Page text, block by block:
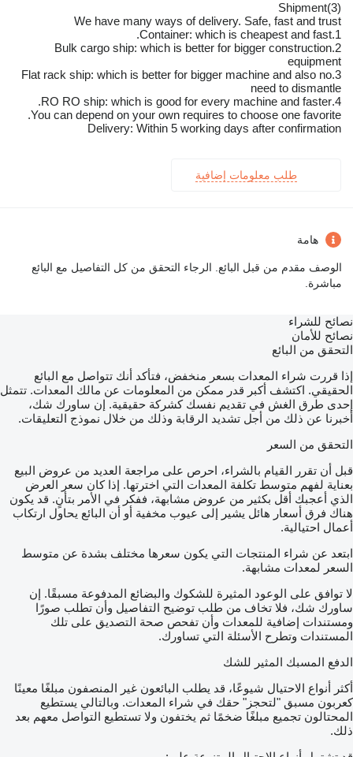
(3)Shipment
We have many ways of delivery. Safe, fast and trust
1.Container: which is cheapest and fast.
2.Bulk cargo ship: which is better for bigger construction
equipment
3.Flat rack ship: which is better for bigger machine and also no
need to dismantle
4.RO RO ship: which is good for every machine and faster.
You can depend on your own requires to choose one favorite.
Delivery: Within 5 working days after confirmation
طلب معلومات إضافية
هامة
الوصف مقدم من قبل البائع. الرجاء التحقق من كل التفاصيل مع البائع
مباشرة.
نصائح للشراء
نصائح للأمان
التحقق من البائع
إذا قررت شراء المعدات بسعر منخفض، فتأكد أنك تتواصل مع البائع
الحقيقي. اكتشف أكبر قدر ممكن من المعلومات عن مالك المعدات. تتمثل
إحدى طرق الغش في تقديم نفسك كشركة حقيقية. إن ساورك شك،
أخبرنا عن ذلك من أجل تشديد الرقابة وذلك من خلال نموذج التعليقات.
التحقق من السعر
قبل أن تقرر القيام بالشراء، احرص على مراجعة العديد من عروض البيع
بعناية لفهم متوسط تكلفة المعدات التي اخترتها. إذا كان سعر العرض
الذي أعجبك أقل بكثير من عروض مشابهة، ففكر في الأمر بتأنٍ. قد يكون
هناك فرق أسعار هائل يشير إلى عيوب مخفية أو أن البائع يحاول ارتكاب
أعمال احتيالية.
ابتعد عن شراء المنتجات التي يكون سعرها مختلف بشدة عن متوسط
السعر لمعدات مشابهة.
لا توافق على الوعود المثيرة للشكوك والبضائع المدفوعة مسبقًا. إن
ساورك شك، فلا تخاف من طلب توضيح التفاصيل وأن تطلب صورًا
ومستندات إضافية للمعدات وأن تفحص صحة التصديق على تلك
المستندات وتطرح الأسئلة التي تساورك.
الدفع المسبك المثير للشك
أكثر أنواع الاحتيال شيوعًا، قد يطلب البائعون غير المنصفون مبلغًا معينًا
كعربون مسبق "لتحجز" حقك في شراء المعدات. وبالتالي يستطيع
المحتالون تجميع مبلغًا ضخمًا ثم يختفون ولا تستطيع التواصل معهم بعد
ذلك.